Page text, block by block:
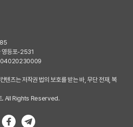
영등포-2531
츠는 저작권 법의 보호를 받는 바, 무단 전재, 복
All Rights Reserved.